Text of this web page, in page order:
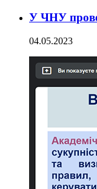
У ЧНУ
04.05.2023